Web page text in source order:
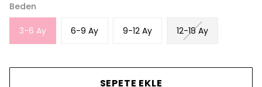
Beden
3-6 Ay 6-9 Ay 9-12 Ay 12-18 Ay
SEPETE EKLE